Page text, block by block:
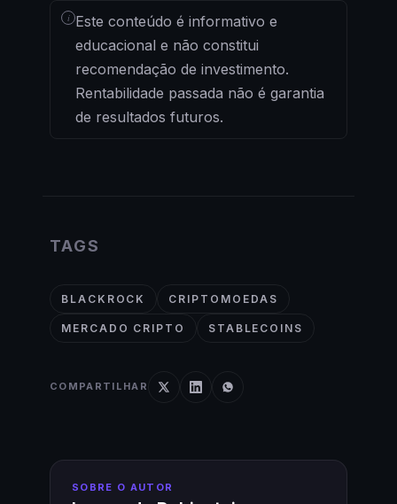
i Este conteúdo é informativo e
educacional e não constitui
recomendação de investimento.
Rentabilidade passada não é garantia
de resultados futuros.
TAGS
BLACKROCK CRIPTOMOEDAS
MERCADO CRIPTO STABLECOINS
COMPARTILHAR
SOBRE O AUTOR